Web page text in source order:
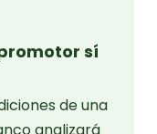
sí
de una